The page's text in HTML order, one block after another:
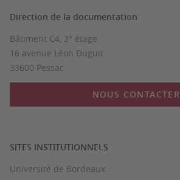
Direction de la documentation
Bâtiment C4, 3° étage
16 avenue Léon Duguit
33600 Pessac
NOUS CONTACTER
SITES INSTITUTIONNELS
Université de Bordeaux